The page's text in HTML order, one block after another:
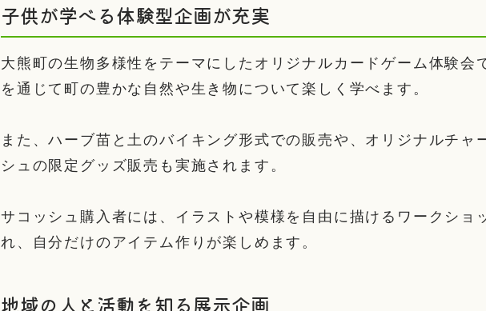
子供が学べる体験型企画が充実
大熊町の生物多様性をテーマにしたオリジナルカードゲーム体験会
を通じて町の豊かな自然や生き物について楽しく学べます。
また、ハーブ苗と土のバイキング形式での販売や、オリジナルチャ
シュの限定グッズ販売も実施されます。
サコッシュ購入者には、イラストや模様を自由に描けるワークショ
れ、自分だけのアイテム作りが楽しめます。
地域の人と活動を知る展示企画